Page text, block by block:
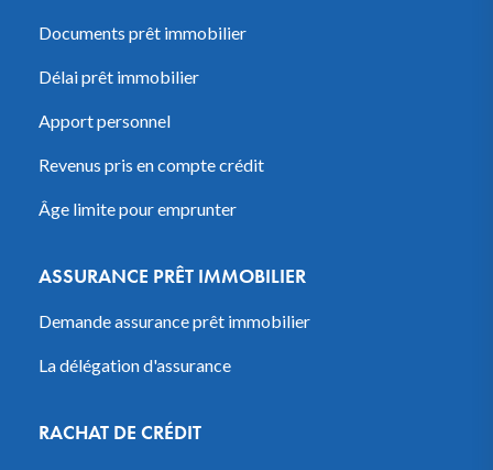
Documents prêt immobilier
Délai prêt immobilier
Apport personnel
Revenus pris en compte crédit
Âge limite pour emprunter
ASSURANCE PRÊT IMMOBILIER
Demande assurance prêt immobilier
La délégation d'assurance
RACHAT DE CRÉDIT